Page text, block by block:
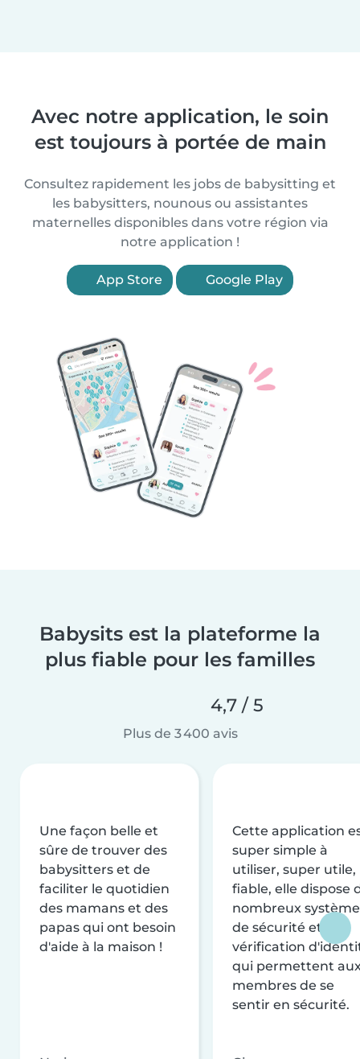
Avec notre application, le soin
est toujours à portée de main
Consultez rapidement les jobs de babysitting et
les babysitters, nounous ou assistantes
maternelles disponibles dans votre région via
notre application !
App Store Google Play
Babysits est la plateforme la
plus fiable pour les familles
4,7 / 5
Plus de 3 400 avis
Une façon belle et
sûre de trouver des
babysitters et de
faciliter le quotidien
des mamans et des
papas qui ont besoin
d'aide à la maison !
Cette application
super simple à
utiliser, super utile,
fiable, elle dispose
nombreux
de sécurité et de
vérification
qui permettent
membres de se
sentir en sécurité.